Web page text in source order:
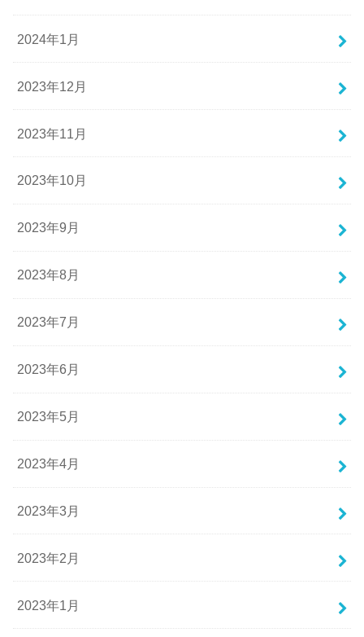
2024年1月
2023年12月
2023年11月
2023年10月
2023年9月
2023年8月
2023年7月
2023年6月
2023年5月
2023年4月
2023年3月
2023年2月
2023年1月